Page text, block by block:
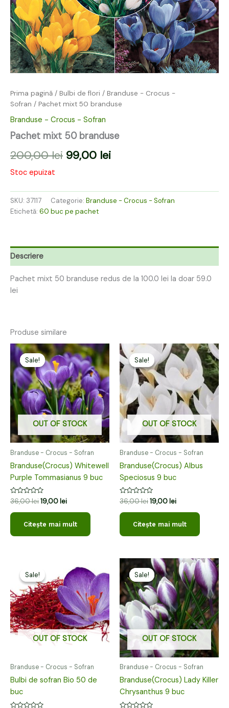
Prima pagină / Bulbi de flori / Branduse - Crocus -
Sofran / Pachet mixt 50 branduse
Branduse - Crocus - Sofran
Pachet mixt 50 branduse
200,00lei 99,00 lei
Stoc epuizat
SKU: 37117 Categorie: Branduse - Crocus - Sofran
Etichetă: 60 buc pe pachet
Descriere
Pachet mixt 50 branduse redus de la 100.0 lei la doar 59.0
lei
Produse similare
Sale!
OUT OF STOCK
Sale!
Branduse - Crocus - Sofran
Branduse(Crocus) Whitewell
Purple Tommasianus 9 buc
Evaluat
la
0
din
36,00lei
Prețul
inițial
a
fost:
36,00 lei.
19,00 lei
Prețul
curent
este:
19,00 lei.
Citește mai mult
Sale!
OUT OF STOCK
Sale!
Branduse - Crocus - Sofran
Branduse(Crocus) Albus
Speciosus 9 buc
Evaluat
la
0
din
36,00lei
Prețul
inițial
a
fost:
36,00 lei.
19,00 lei
Prețul
curent
este:
19,00 lei.
Citește mai mult
Sale!
OUT OF STOCK
Sale!
Branduse - Crocus - Sofran
Bulbi de sofran Bio 50 de
buc
a
fost:
150,00 lei.
curent
este:
99,00 lei.
Sale!
OUT OF STOCK
Sale!
Branduse - Crocus - Sofran
Branduse(Crocus) Lady Killer
Chrysanthus 9 buc
Prețul
inițial
a
fost:
36,00 lei.
Prețul
curent
este:
19,00 lei.